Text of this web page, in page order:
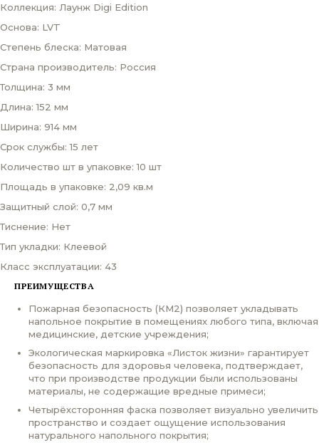
Коллекция: Лаунж Digi Edition
Основа: LVT
Степень блеска: Матовая
Страна производитель: Россия
Толщина: 3 мм
Длина: 152 мм
Ширина: 914 мм
Срок службы: 15 лет
Количество шт в упаковке: 10 шт
Площадь в упаковке: 2,09 кв.м
Защитный слой: 0,7 мм
Тиснение: Нет
Тип укладки: Клеевой
Класс эксплуатации: 43
ПРЕИМУЩЕСТВА
Пожарная безопасность (КМ2) позволяет укладывать
напольное покрытие в помещениях любого типа, включая
медицинские, детские учреждения;
Экологическая маркировка «Листок жизни» гарантирует
безопасность для здоровья человека, подтверждает,
что при производстве продукции были использованы
материалы, не содержащие вредные примеси;
Четырёхсторонняя фаска позволяет визуально увеличить
пространство и создает ощущение использования
натурального напольного покрытия;